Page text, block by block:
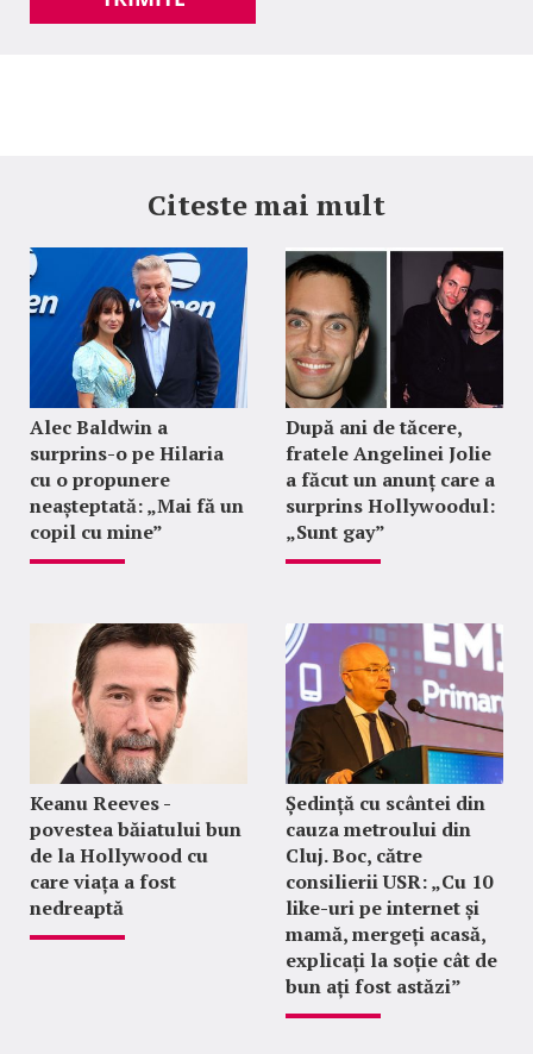
Citeste mai mult
Alec Baldwin a
surprins-o pe Hilaria
cu o propunere
neașteptată: „Mai fă un
copil cu mine”
După ani de tăcere,
fratele Angelinei Jolie
a făcut un anunț care a
surprins Hollywoodul:
„Sunt gay”
Keanu Reeves -
povestea băiatului bun
de la Hollywood cu
care viața a fost
nedreaptă
Ședință cu scântei din
cauza metroului din
Cluj. Boc, către
consilierii USR: „Cu 10
like-uri pe internet și
mamă, mergeți acasă,
explicați la soție cât de
bun ați fost astăzi”